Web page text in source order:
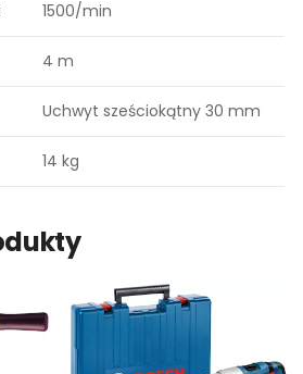
1500/min
4 m
Uchwyt sześciokątny 30 mm
14 kg